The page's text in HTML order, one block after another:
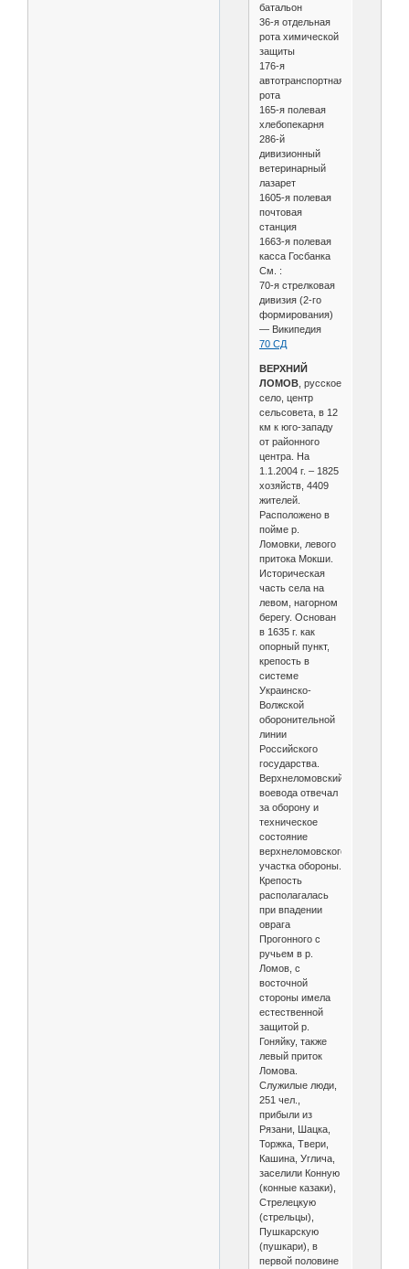
батальон
36-я отдельная
рота химической
защиты
176-я
автотранспортная
рота
165-я полевая
хлебопекарня
286-й
дивизионный
ветеринарный
лазарет
1605-я полевая
почтовая
станция
1663-я полевая
касса Госбанка
См. :
70-я стрелковая
дивизия (2-го
формирования)
— Википедия
70 СД
ВЕРХНИЙ
ЛОМОВ, русское
село, центр
сельсовета, в 12
км к юго-западу
от районного
центра. На
1.1.2004 г. – 1825
хозяйств, 4409
жителей.
Расположено в
пойме р.
Ломовки, левого
притока Мокши.
Историческая
часть села на
левом, нагорном
берегу. Основан
в 1635 г. как
опорный пункт,
крепость в
системе
Украинско-
Волжской
оборонительной
линии
Российского
государства.
Верхнеломовский
воевода отвечал
за оборону и
техническое
состояние
верхнеломовского
участка обороны.
Крепость
располагалась
при впадении
оврага
Прогонного с
ручьем в р.
Ломов, с
восточной
стороны имела
естественной
защитой р.
Гоняйку, также
левый приток
Ломова.
Служилые люди,
251 чел.,
прибыли из
Рязани, Шацка,
Торжка, Твери,
Кашина, Углича,
заселили Конную
(конные казаки),
Стрелецкую
(стрельцы),
Пушкарскую
(пушкари), в
первой половине